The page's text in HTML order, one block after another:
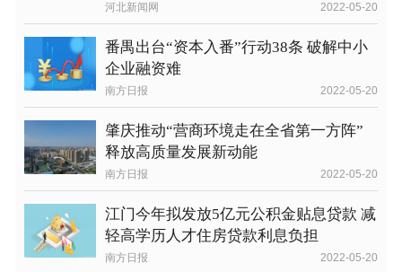
河北新闻网 2022-05-20
番禺出台“资本入番”行动38条 破解中小
企业融资难
南方日报 2022-05-20
肇庆推动“营商环境走在全省第一方阵”
释放高质量发展新动能
南方日报 2022-05-20
江门今年拟发放5亿元公积金贴息贷款 减
轻高学历人才住房贷款利息负担
南方日报 2022-05-20